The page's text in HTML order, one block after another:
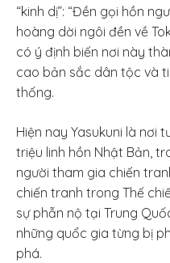
“kinh dị”: “Đền gọi hồn
hoàng dời ngôi đền về
có ý định biến nơi này
cao bản sắc dân tộc và
thống.
Hiện nay Yasukuni là nơi
triệu linh hồn Nhật Bản,
người tham gia chiến
chiến tranh trong Thế
sự phẫn nộ tại Trung
những quổc gia từng bị
phá.